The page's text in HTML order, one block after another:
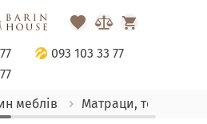
093 103 33 77
меблів
Матраци, текстиль